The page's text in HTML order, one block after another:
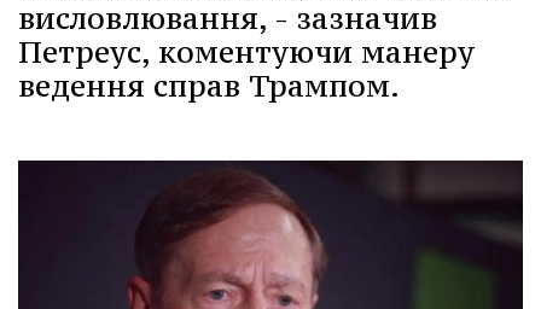
висловлювання, - зазначив
Петреус, коментуючи манеру
ведення справ Трампом.